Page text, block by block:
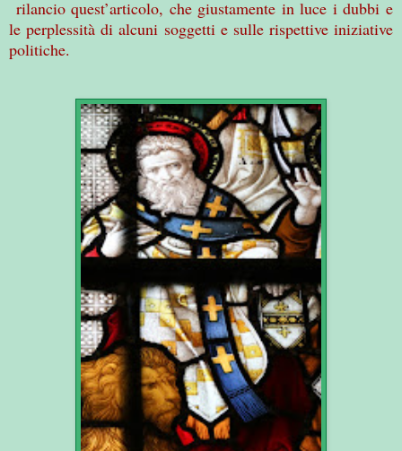
rilancio quest’articolo, che giustamente in luce i dubbi e
le perplessità di alcuni soggetti e sulle rispettive iniziative
politiche.